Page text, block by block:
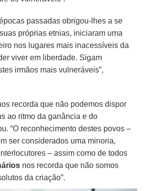
passadas obrigou-lhes a se
próprias etnias, iniciaram uma
nos lugares mais inacessíveis da
viver em liberdade. Sigam
irmãos mais vulneráveis”,
recorda que não podemos dispor
ao ritmo da ganância e do
“O reconhecimento destes povos –
ser considerados uma minoria,
– assim como de todos
nos recorda que não somos
da criação”.